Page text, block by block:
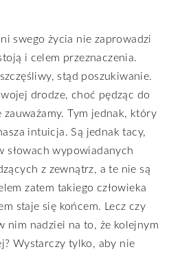
swego życia nie zaprowadzi
i celem przeznaczenia.
stąd poszukiwanie.
drodze, choć pędząc do
Tym jednak, który
intuicja. Są jednak tacy,
słowach wypowiadanych
z zewnątrz, a te nie są
zatem takiego człowieka
staje się końcem. Lecz czy
nim nadziei na to, że kolejnym
Wystarczy tylko, aby nie